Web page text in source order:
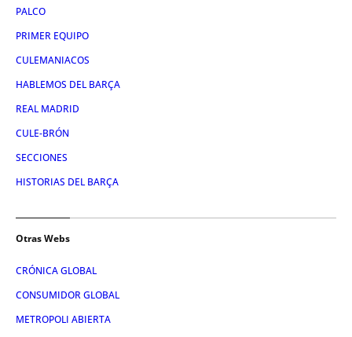
PALCO
PRIMER EQUIPO
CULEMANIACOS
HABLEMOS DEL BARÇA
REAL MADRID
CULE-BRÓN
SECCIONES
HISTORIAS DEL BARÇA
Otras Webs
CRÓNICA GLOBAL
CONSUMIDOR GLOBAL
METROPOLI ABIERTA